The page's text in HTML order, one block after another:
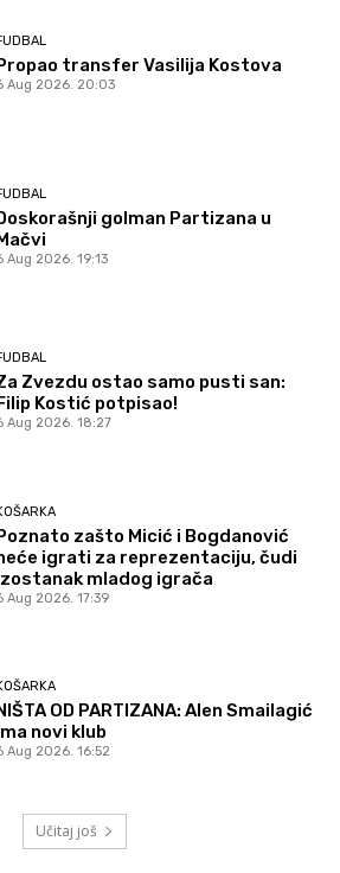
transfer Vasilija Kostova
Aug 2026. 20:03
golman Partizana u
Aug 2026. 19:13
Zvezdu ostao samo pusti san:
Kostić potpisao!
Aug 2026. 18:27
zašto Micić i Bogdanović
igrati za reprezentaciju, čudi
mladog igrača
Aug 2026. 17:39
OD PARTIZANA: Alen Smailagić
novi klub
Aug 2026. 16:52
Učitaj još